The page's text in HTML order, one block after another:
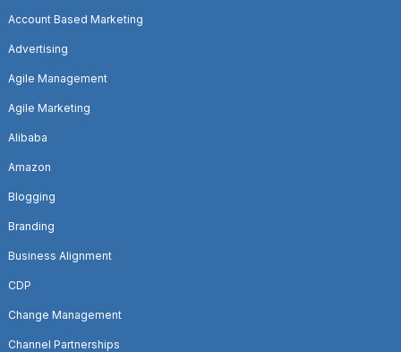
Account Based Marketing
Advertising
Agile Management
Agile Marketing
Alibaba
Amazon
Blogging
Branding
Business Alignment
CDP
Change Management
Channel Partnerships